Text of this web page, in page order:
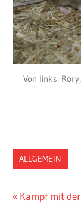
Von links:
ALLGEMEIN
Vorheriger
Kampf mit